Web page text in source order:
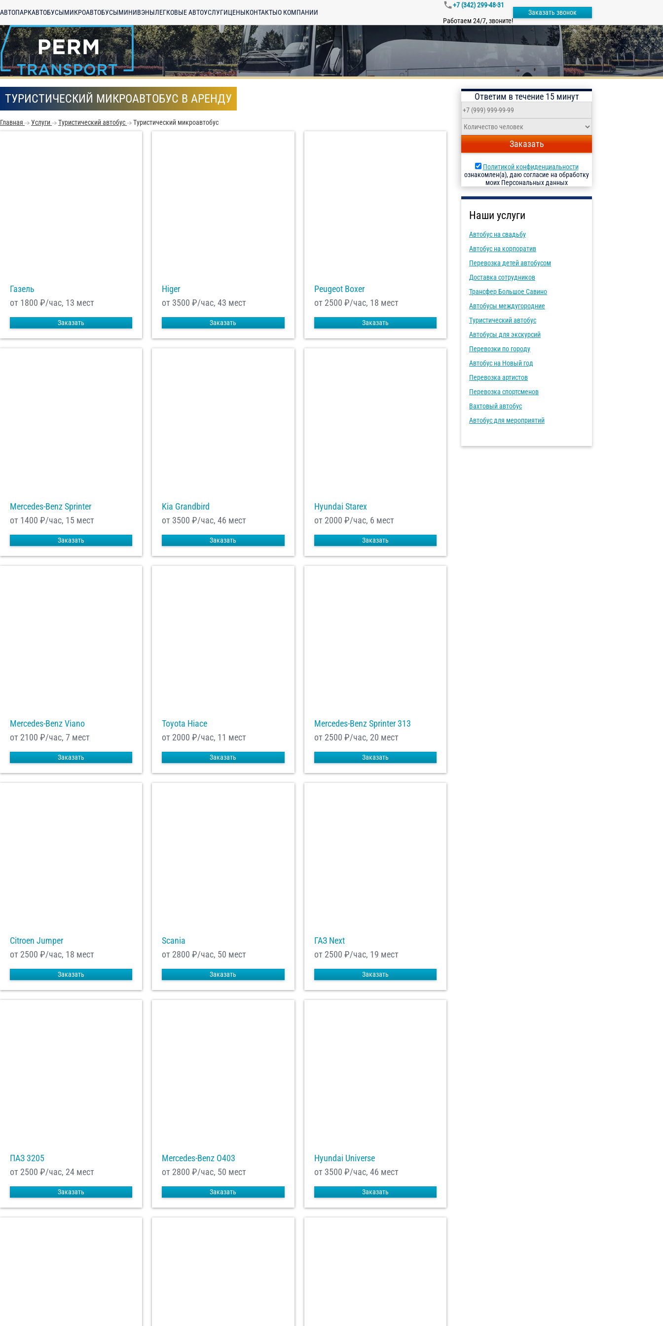
АВТОПАРКАВТОБУСЫМИКРОАВТОБУСЫМИНИВЭНЫЛЕГКОВЫЕ АВТОУСЛУГИЦЕНЫКОНТАКТЫО КОМПАНИИ
+7 (342) 299-48-31
Работаем 24/7, звоните!
Заказать звонок
ТУРИСТИЧЕСКИЙ МИКРОАВТОБУС В АРЕНДУ
Главная Услуги Туристический автобус Туристический микроавтобус
Газель
от 1800 ₽/час, 13 мест
Заказать
Higer
от 3500 ₽/час, 43 мест
Заказать
Peugeot Boxer
от 2500 ₽/час, 18 мест
Заказать
Mercedes-Benz Sprinter
от 1400 ₽/час, 15 мест
Заказать
Kia Grandbird
от 3500 ₽/час, 46 мест
Заказать
Hyundai Starex
от 2000 ₽/час, 6 мест
Заказать
Mercedes-Benz Viano
от 2100 ₽/час, 7 мест
Заказать
Toyota Hiace
от 2000 ₽/час, 11 мест
Заказать
Mercedes-Benz Sprinter 313
от 2500 ₽/час, 20 мест
Заказать
Citroen Jumper
от 2500 ₽/час, 18 мест
Заказать
Scania
от 2800 ₽/час, 50 мест
Заказать
ГАЗ Next
от 2500 ₽/час, 19 мест
Заказать
ПАЗ 3205
от 2500 ₽/час, 24 мест
Заказать
Mercedes-Benz О403
от 2800 ₽/час, 50 мест
Заказать
Hyundai Universe
от 3500 ₽/час, 46 мест
Заказать
Ответим в течение 15 минут
Заказать
Политикой конфиденциальности
ознакомлен(а), даю согласие на обработку
моих Персональных данных
Наши услуги
Автобус на свадьбу
Автобус на корпоратив
Перевозка детей автобусом
Доставка сотрудников
Трансфер Большое Савино
Автобусы междугородние
Туристический автобус
Автобусы для экскурсий
Перевозки по городу
Автобус на Новый год
Перевозка артистов
Перевозка спортсменов
Вахтовый автобус
Автобус для мероприятий